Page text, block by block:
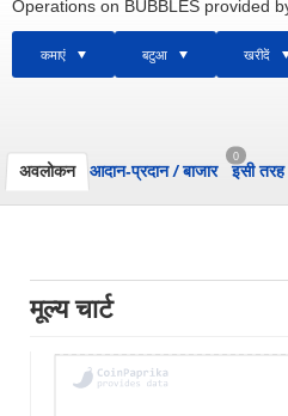
Operations on BUBBLES provided
कमाएं बटुआ खरीदें
अवलोकन आदान-प्रदान/बाजार
0
इसी
मूल्य चार्ट